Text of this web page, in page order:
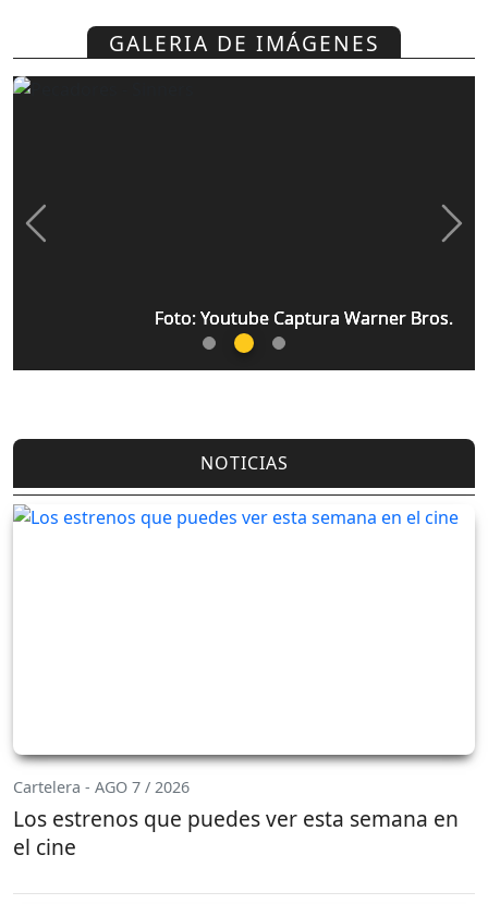
GALERIA DE IMÁGENES
Foto: Youtube Captura Warner Bros.
Foto: Youtube Captura Warner Bros.
Foto: Youtube Captura Warner Bros.
Previous Next
NOTICIAS
Cartelera - AGO 7 / 2026
Los estrenos que puedes ver esta semana en
el cine